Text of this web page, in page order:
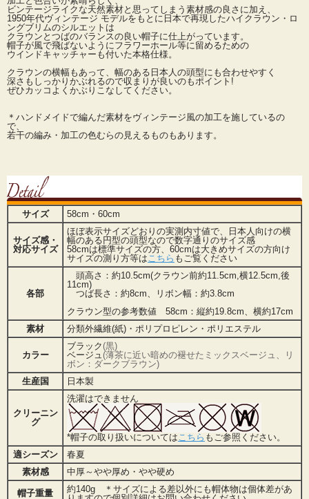
ビンテージライクな天然素材と思ってしまう素材感の良さに加え、
1950年代ヴィンテージ モデルをもとに日本で再現したハイクラウン・ロ
ングブリムのシルエットは
クラウンとつばのバランスの良い帽子に仕上がっています。
帽子が風で飛ばないようにフラワーホール等に留めるための
ウインドキャッチャーも付いた本格仕様。
クラウンの横幅もあって、幅のある日本人の頭型にも合わせやすく
深さもしっかりかぶれるので収まりが良いのもポイント!
ぜひカッコよくかぶりこなしてください。
＊ハンドメイドで編んだ素材をヴィンテージ風の加工を施しているの
で、
若干の編み・加工の色むらの見えるものもあります。
サイズ 58cm・60cm
サイズ感・
対応サイズ
ほぼ表示サイズどおりの実測内寸値で、日本人向けの横
幅のある円型の頭型なので数字通りのサイズ感
58cmは標準サイズの方、60cmは大きめサイズの方向け
サイズの測り方等はこちら もご覧ください
各部
頭高さ：約10.5cm(クラウン前約11.5cm,横12.5cm,後
11cm)
つば長さ：約8cm、リボン幅：約3.8cm
クラウン型の参考数値 58cm：縦約19.8cm、横約17cm
素材
分類外繊維(紙)・ポリプロピレン・ポリエステル
カラー
ブラック(黒)
ベージュ(薄茶に近い暗めの褪せたミックスベージュ、リ
ボン：ダークブラウン)
生産国
日本製
クリーニン
グ
洗濯はできません
*帽子の取り扱いについてはこちら もご参照ください。
適シーズン
春夏
素材感
中厚～やや厚め・やや硬め
帽子重量
約140g ＊サイズによる差以外にも帽体物は個体差があ